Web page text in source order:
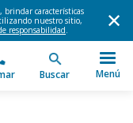
brindar características
nuestro sitio,
responsabilidad.
Buscar Menú